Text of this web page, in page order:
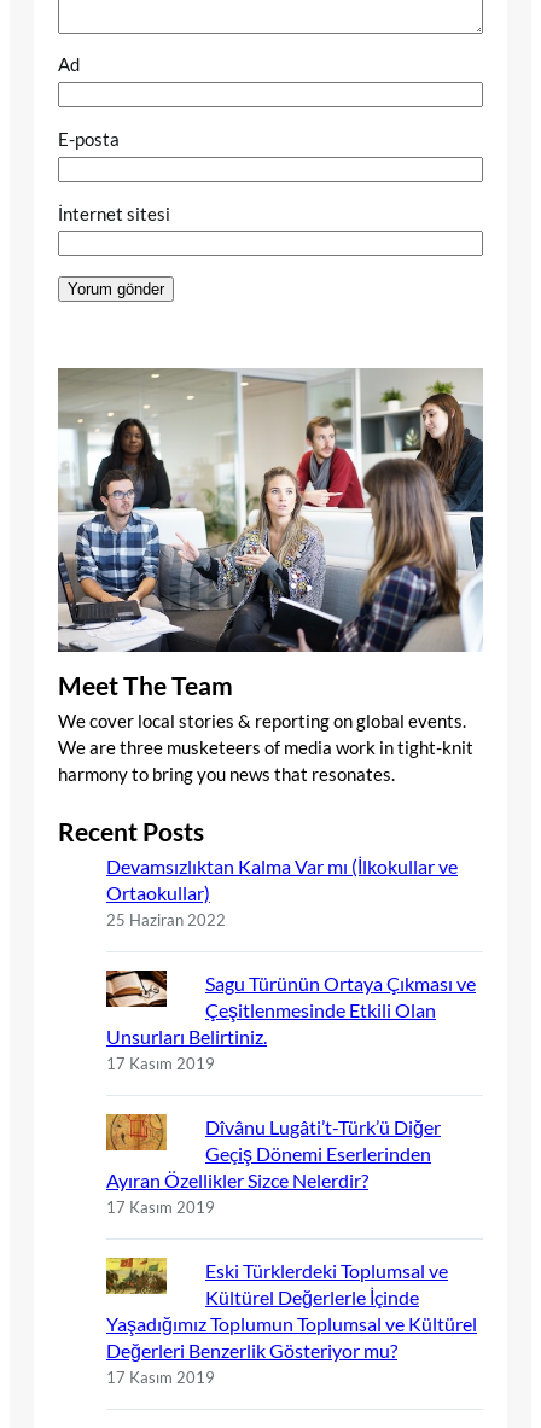
Ad
E-posta
İnternet sitesi
Meet The Team
We cover local stories & reporting on global events.
We are three musketeers of media work in tight-knit
harmony to bring you news that resonates.
Recent Posts
Devamsızlıktan Kalma Var mı (İlkokullar ve
Ortaokullar)
25 Haziran 2022
Sagu Türünün Ortaya Çıkması ve
Çeşitlenmesinde Etkili Olan
Unsurları Belirtiniz.
17 Kasım 2019
Dîvânu Lugâti’t-Türk’ü Diğer
Geçiş Dönemi Eserlerinden
Ayıran Özellikler Sizce Nelerdir?
17 Kasım 2019
Eski Türklerdeki Toplumsal ve
Kültürel Değerlerle İçinde
Yaşadığımız Toplumun Toplumsal ve Kültürel
Değerleri Benzerlik Gösteriyor mu?
17 Kasım 2019